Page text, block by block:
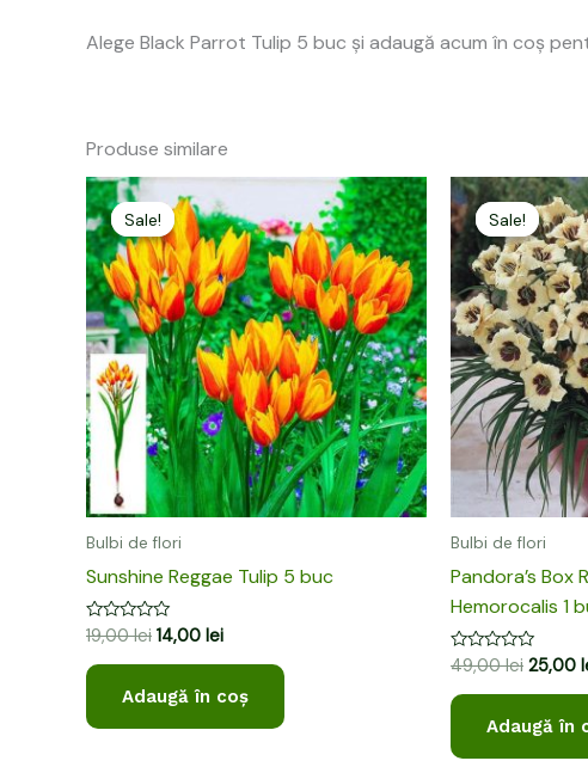
Alege Black Parrot Tulip 5 buc și adaugă acum în coș
Produse similare
Sale!
Sale!
Bulbi de flori
Sunshine Reggae Tulip 5 buc
Evaluat
0
din
19,00lei
Prețul
inițial
a
fost:
19,00 lei.
14,00 lei
Prețul
curent
este:
14,00 lei.
Adaugă în coș
Sale!
Sale!
Bulbi de flori
Pandora’s Box
Hemorocalis 1
Evaluat
0
din
49,00lei
Prețul
inițial
a
fost:
49,00
25,00
Adaugă în